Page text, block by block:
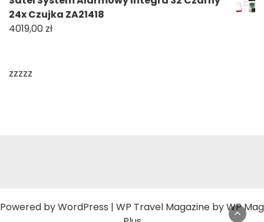
24x Czujka ZA21418
4019,00 zł
zzzzz
Powered byWordPress | WP Travel Magazine by WP Mag